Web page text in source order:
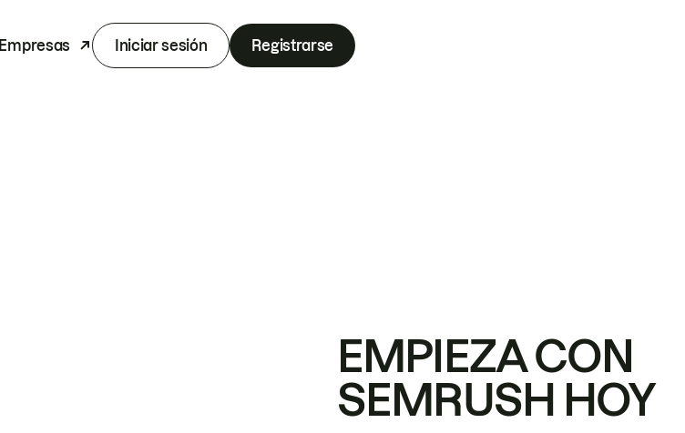
Empresas Iniciar sesión Registrarse
EMPIEZA CON
SEMRUSH HOY